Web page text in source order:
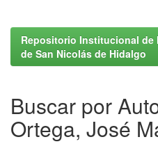
Repositorio Institucional de
de San Nicolás de Hidalgo
Buscar por
Ortega, José